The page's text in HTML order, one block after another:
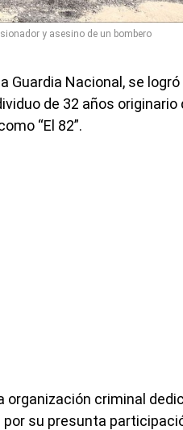
y asesino de un bombero
Guardia Nacional, se
de 32 años originario
“El 82”.
organización criminal
su presunta